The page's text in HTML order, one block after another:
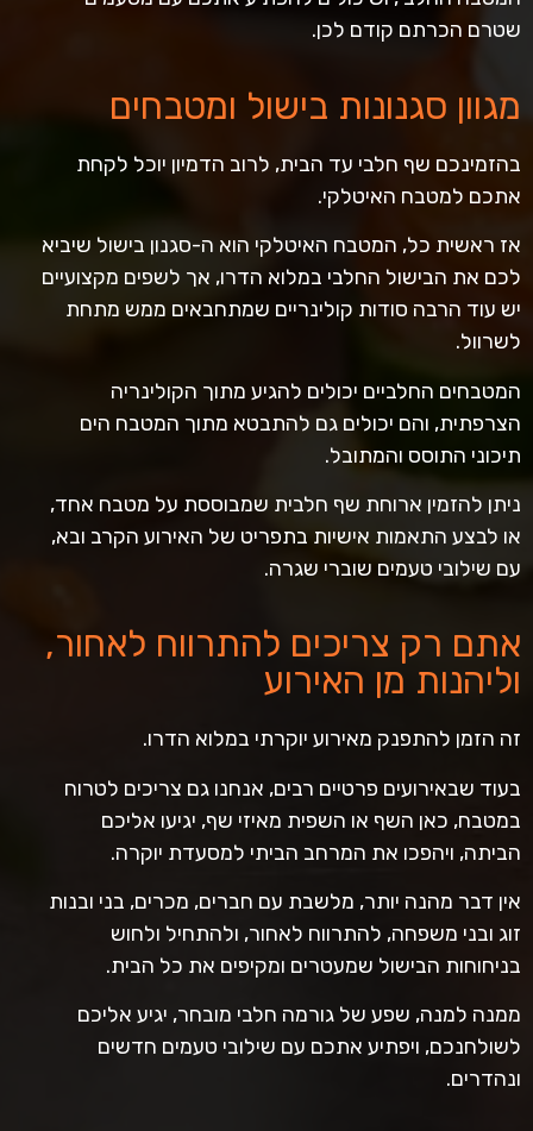
שטרם הכרתם קודם לכן.
מגוון סגנונות בישול ומטבחים
בהזמינכם שף חלבי עד הבית, לרוב הדמיון יוכל לקחת
אתכם למטבח האיטלקי.
אז ראשית כל, המטבח האיטלקי הוא ה-סגנון בישול שיביא
לכם את הבישול החלבי במלוא הדרו, אך לשפים מקצועיים
יש עוד הרבה סודות קולינריים שמתחבאים ממש מתחת
לשרוול.
המטבחים החלביים יכולים להגיע מתוך הקולינריה
הצרפתית, והם יכולים גם להתבטא מתוך המטבח הים
תיכוני התוסס והמתובל.
ניתן להזמין ארוחת שף חלבית שמבוססת על מטבח אחד,
או לבצע התאמות אישיות בתפריט של האירוע הקרב ובא,
עם שילובי טעמים שוברי שגרה.
אתם רק צריכים להתרווח לאחור,
וליהנות מן האירוע
זה הזמן להתפנק מאירוע יוקרתי במלוא הדרו.
בעוד שבאירועים פרטיים רבים, אנחנו גם צריכים לטרוח
במטבח, כאן השף או השפית מאיזי שף, יגיעו אליכם
הביתה, ויהפכו את המרחב הביתי למסעדת יוקרה.
אין דבר מהנה יותר, מלשבת עם חברים, מכרים, בני ובנות
זוג ובני משפחה, להתרווח לאחור, ולהתחיל ולחוש
בניחוחות הבישול שמעטרים ומקיפים את כל הבית.
ממנה למנה, שפע של גורמה חלבי מובחר, יגיע אליכם
לשולחנכם, ויפתיע אתכם עם שילובי טעמים חדשים
ונהדרים.